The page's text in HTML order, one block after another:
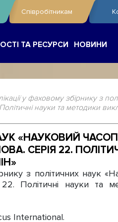
Співробітникам
ТА РЕСУРСИ НОВИНИ
у фаховому збірнику з
науки та методики
«НАУКОВИЙ
СЕРІЯ 22.
з політичних наук
Політичні науки та
International.